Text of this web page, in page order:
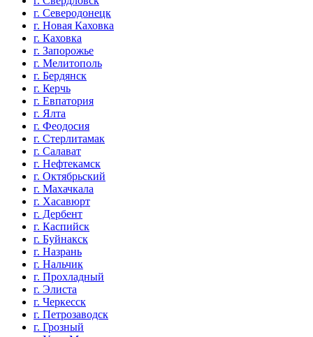
г. Северодонецк
г. Новая Каховка
г. Каховка
г. Запорожье
г. Мелитополь
г. Бердянск
г. Керчь
г. Евпатория
г. Ялта
г. Феодосия
г. Стерлитамак
г. Салават
г. Нефтекамск
г. Октябрьский
г. Махачкала
г. Хасавюрт
г. Дербент
г. Каспийск
г. Буйнакск
г. Назрань
г. Нальчик
г. Прохладный
г. Элиста
г. Черкесск
г. Петрозаводск
г. Грозный